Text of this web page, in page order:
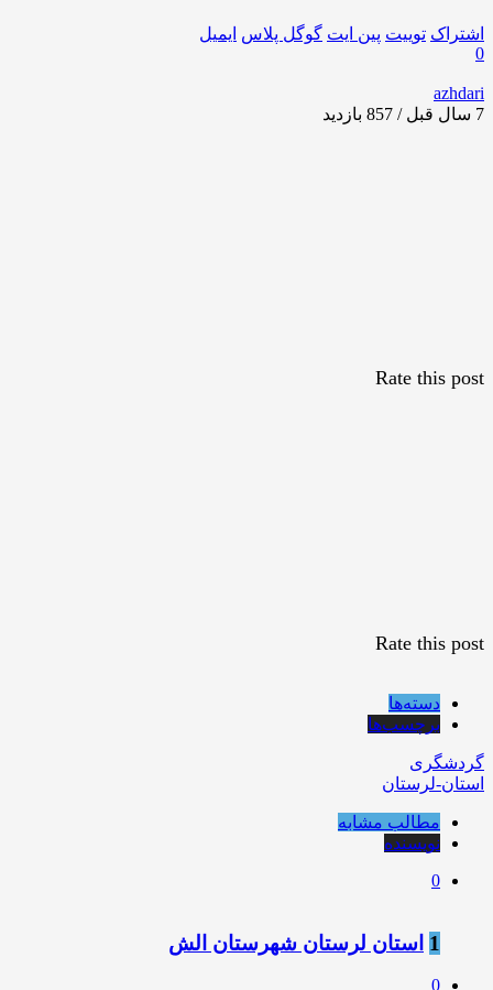
اشتراک توییت پین ایت گوگل‌ پلاس ایمیل
0
azhdari
7 سال قبل / 857
بازدید
Rate this post
Rate this post
دسته‌ها
برچسب‌ها
گردشگری
استان-لرستان
مطالب مشابه
نویسنده
0
1 استان لرستان شهرستان الش
0